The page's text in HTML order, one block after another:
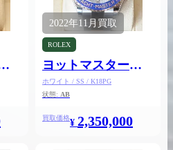
2022年11月 買取
ROLEX
ヨットマスター
Ⅱ44
ホワイト / SS / K18PG
状態: AB
買取価格¥ 2,350,000